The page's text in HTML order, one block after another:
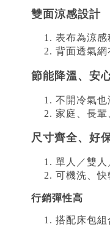
雙面涼感設計
表布為涼感
背面透氣
節能降溫、安
不開冷氣也
家庭、長輩
尺寸齊全、好
單人／雙
可機洗、快
行銷彈性高
搭配床包